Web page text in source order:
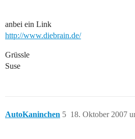
anbei ein Link
http://www.diebrain.de/
Grüssle
Suse
AutoKaninchen 18. Oktober 2007
5